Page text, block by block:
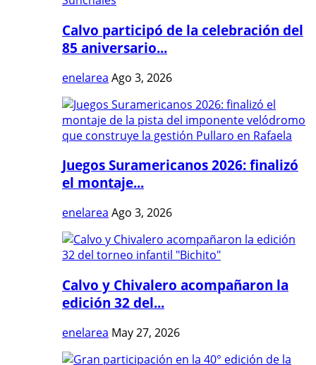
Calvo participó de la celebración del
85 aniversario...
enelarea Ago 3, 2026
Juegos Suramericanos 2026: finalizó
el montaje...
enelarea Ago 3, 2026
Calvo y Chivalero acompañaron la
edición 32 del...
enelarea May 27, 2026